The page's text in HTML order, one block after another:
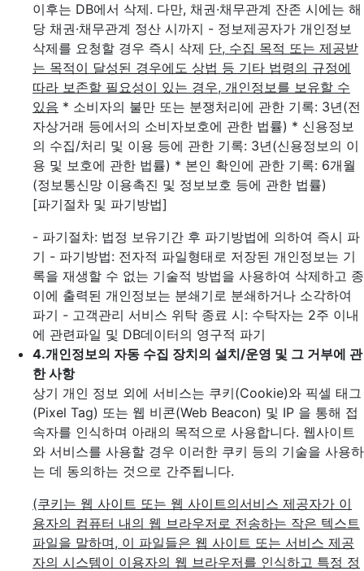
이후는 DB에서 삭제. 다만, 채권·채무관계 잔존 시에는 해
당 채권·채무관계 정산 시까지 - 정보제공자가 개인정보
삭제를 요청할 경우 즉시 삭제 단, 수집 목적 또는 제공받
는 목적이 달성된 경우에도 상법 등 기타 법령의 규정에
따라 보존할 필요성이 있는 경우, 개인정보를 보유할 수
있음 * 소비자의 불만 또는 분쟁처리에 관한 기록: 3년(전
자상거래 등에서의 소비자보호에 관한 법률) * 신용정보
의 수집/처리 및 이용 등에 관한 기록: 3년(신용정보의 이
용 및 보호에 관한 법률) * 본인 확인에 관한 기록: 6개월
(정보통신망 이용촉진 및 정보보호 등에 관한 법률)
[파기절차 및 파기방법]
- 파기절차: 법정 보유기간 후 파기방법에 의하여 즉시 파
기 - 파기방법: 전자적 파일형태로 저장된 개인정보는 기
록을 재생할 수 없는 기술적 방법을 사용하여 삭제하고 종
이에 출력된 개인정보는 분쇄기로 분쇄하거나 소각하여
파기 - 고객관리 서비스 위탁 종료 시: 수탁자는 2주 이내
에 관련파일 및 DB데이터의 영구적 파기
4.개인정보의 자동 수집 장치의 설치/운영 및 그 거부에 관
한 사항
상기 개인 정보 외에 서비스는 쿠키(Cookie)와 픽셀 태그
(Pixel Tag) 또는 웹 비콘(Web Beacon) 및 IP 을 통해 접
속자를 인식하며 아래의 목적으로 사용합니다. 웹사이트
와 서비스를 사용할 경우 이러한 쿠키 등의 기술을 사용하
는 데 동의하는 것으로 간주됩니다.
(쿠키는 웹 사이트 또는 웹 사이트의서비스 제공자가 이
용자의 컴퓨터 내의 웹 브라우저로 전송하는 작은 텍스트
파일을 말하며, 이 파일들은 웹 사이트 또는 서비스 제공
자의 시스템이 이용자의 웹 브라우저를 인식하고 특정 정